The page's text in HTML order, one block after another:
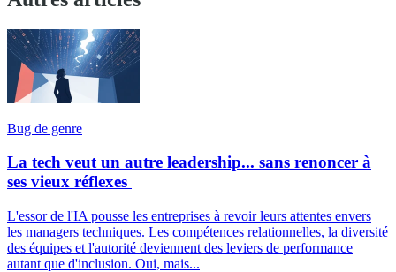
Bug de genre
La tech veut un autre leadership... sans renoncer à
ses vieux réflexes
L'essor de l'IA pousse les entreprises à revoir leurs attentes envers
les managers techniques. Les compétences relationnelles, la diversité
des équipes et l'autorité deviennent des leviers de performance
autant que d'inclusion. Oui, mais...